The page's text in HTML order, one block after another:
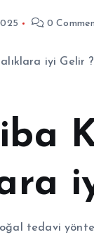
0
tedavi